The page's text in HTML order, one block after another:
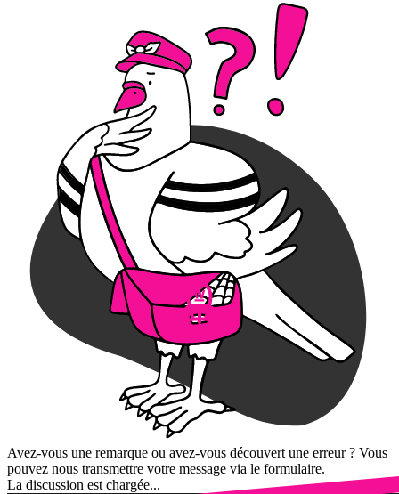
Avez-vous une remarque ou avez-vous découvert une erreur ? Vous
pouvez nous transmettre votre message via le formulaire.
La discussion est chargée...